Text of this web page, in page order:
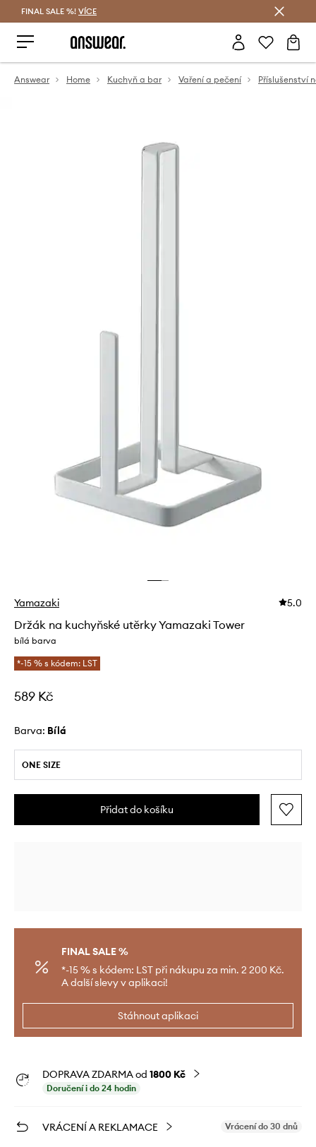
FINAL SALE %! VÍCE
Answear Home Kuchyň a bar Vaření a pečení Příslušenství
Yamazaki 5.0
Držák na kuchyňské utěrky Yamazaki Tower
bílá barva
*-15 % s kódem: LST
589 Kč
Barva: bílá
ONE SIZE
Přidat do košíku
FINAL SALE %
*-15 % s kódem: LST při nákupu za min. 2 200 Kč.
A další slevy v aplikaci!
Stáhnout aplikaci
DOPRAVA ZDARMA od 1800 Kč
Doručení i do 24 hodin
VRÁCENÍ A REKLAMACE Vrácení do 30 dnů